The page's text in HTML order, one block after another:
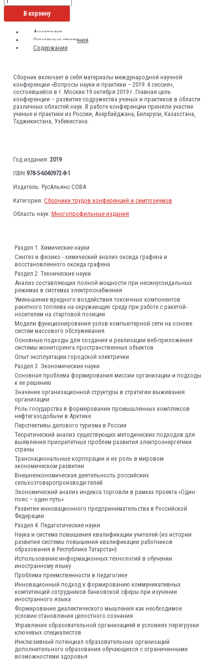
В корзину
Аннотация
Основные сведения
Содержание
Сборник включает в себя материалы международной научной
конференции «Вопросы науки и практики – 2019: 4 сессия»,
состоявшейся в г. Москве 19 октября 2019 г. Главная цель
конференции – развитие содружества ученых и практиков в области
различных областей наук. В работе конференции приняли участие
ученые и практики из России, Азербайджана, Беларуси, Казахстана,
Таджикистана, Узбекистана.
Год издания:2019
ISBN 978-5-6040972-8-1
Издатель: РусАльянс СОВА
Категория:Сборники трудов конференций и симпозиумов
Область наук:Многопрофильные издания
Раздел 1. Химические науки
Синтез и физико - химический анализ оксида графена и
восстановленного оксида графена
Раздел 2. Технические науки
Анализ составляющих полной мощности при несинусоидальных
режимах в системах электроснабжения
Уменьшение вредного воздействия токсичных компонентов
ракетного топлива на окружающую среду при работе с ракетой-
носителем на стартовой позиции
Модели функционирования узлов компьютерной сети на основе
систем массового обслуживания
Основные подходы для создания и реализации веб-приложения
системы мониторинга пространственных объектов
Опыт эксплуатации городской электрички
Раздел 3. Экономические науки
Основная проблема формирования миссии организации и подходы
к ее решению
Значение организационной структуры в стратегии выживания
организации
Роль государства в формировании промышленных комплексов
нефтегазодобычи в Арктике
Перспективы делового туризма в России
Теоретический анализ существующих методических подходов для
выявления приоритетных проблем развития электроэнергетики
страны
Транснациональные корпорации и их роль в мировом
экономическом развитии
Внешнеэкономическая деятельность российских
сельхозтоваропроизводи-телей
Экономический анализ индекса торговли в рамках проекта «Один
пояс – один путь»
Развитие инновационного предпринимательства в Российской
Федерации
Раздел 4. Педагогические науки
Наука и система повышения квалификации учителей (из истории
развития системы повышения квалификации работников
образования в Республике Татарстан)
Использование информационных технологий в обучении
иностранному языку
Проблема преемственности в педагогике
Инновационный подход к формированию коммуникативных
компетенций сотрудников банковской сферы при изучении
иностранного языка
Формирование диалектического мышления как необходимое
условие становления целостного сознания
Управление образовательной организацией в условиях перегрузки
ключевых специалистов
Инклюзивный потенциал образовательных организаций
дополнительного образования обучающихся с ограниченными
возможностями здоровья